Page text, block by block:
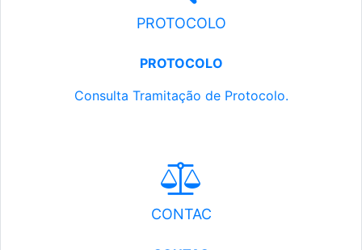
PROTOCOLO
PROTOCOLO
Consulta Tramitação de Protocolo.
CONTAC